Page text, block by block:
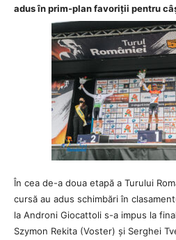
adus în prim-plan favoriții pentru
În cea de-a doua etapă a Turului
cursă au adus schimbări în
la Androni Giocattoli s-a impus la
Szymon Rekita (Voster) și Serghei